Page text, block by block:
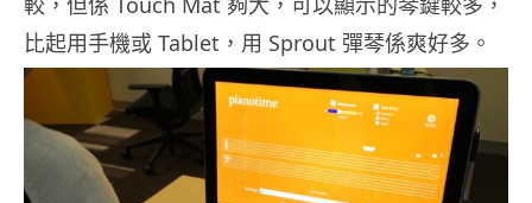
比起用手機或 Tablet，用 Sprout 彈琴係爽好多。